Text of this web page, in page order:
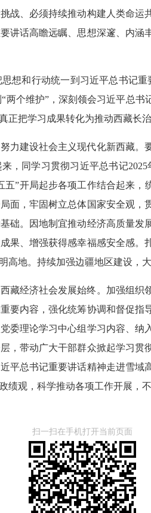
战、必须持续推动构建人类命
讲话高瞻远瞩、思想深邃、内
想和行动统一到习近平总书记
两个维护”，深刻领会习近平总
把学习成果转化为推动西藏长
力建设社会主义现代化新西藏
，同学习贯彻习近平总书记
”开局起步各项工作结合起来
面，牢固树立总体国家安全观
础。因地制宜推动经济高质量
果、增强获得感幸福感安全感
地。持续加强边疆地区建设，
藏经济社会发展始终。加强组
要内容，强化统筹协调和督促指
委理论学习中心组学习内容、
，带动广大干部群众掀起学习
平总书记重要讲话精神走进雪
观，科学推动各项工作开展，
扫一扫在手机打开当前页面